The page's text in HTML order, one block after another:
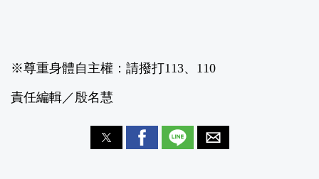
※尊重身體自主權：請撥打113、110
責任編輯／殷名慧